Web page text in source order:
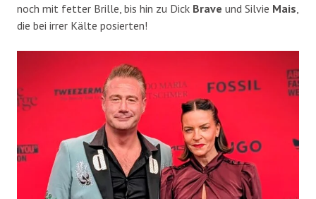
noch mit fetter Brille, bis hin zu Dick Brave und Silvie Mais
die bei irrer Kälte posierten!